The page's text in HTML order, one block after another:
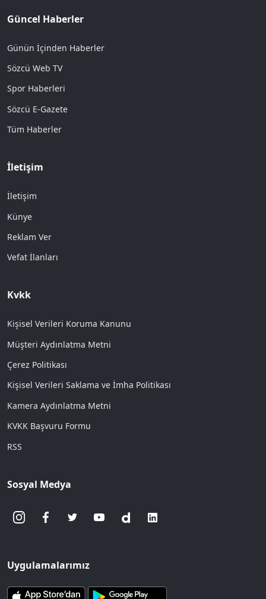
Güncel Haberler
Günün İçinden Haberler
Sözcü Web TV
Spor Haberleri
Sözcü E-Gazete
Tüm Haberler
İletişim
İletişim
Künye
Reklam Ver
Vefat İlanları
Kvkk
Kişisel Verileri Koruma Kanunu
Müşteri Aydınlatma Metni
Çerez Politikası
Kişisel Verileri Saklama ve İmha Politikası
Kamera Aydınlatma Metni
KVKK Başvuru Formu
RSS
Sosyal Medya
Uygulamalarımız